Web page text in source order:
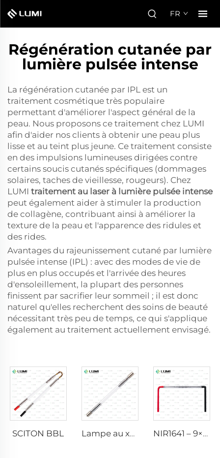
FR
Régénération cutanée par
lumière pulsée intense
La régénération cutanée par IPL est un
traitement cosmétique très populaire
permettant d'améliorer l'aspect général de la
peau. Nous proposons ce traitement chez LUMI
afin d'aider nos clients à obtenir une peau plus
lisse et au teint plus jeune. Ce traitement consiste
en des impulsions lumineuses dirigées contre
certains soucis cutanés spécifiques (dommages
solaires, taches de vieillesse, rougeurs). Chez
LUMI traitement au laser à lumière pulsée intense
peut également aider à stimuler la production
de collagène, contribuant ainsi à améliorer la
texture de la peau et l'apparence des ridules et
des rides.
Avantages du rajeunissement cutané par lumière
pulsée intense (IPL) : avec des modes de vie de
plus en plus occupés et l'arrivée des heures
d'ensoleillement, la plupart des personnes
finissent par sacrifier leur sommeil ; il est donc
naturel qu'elles recherchent des soins de beauté
nécessitant très peu de temps, ce qui s'applique
également au traitement actuellement envisagé.
SCITON BBL Lampe au xénon IPL P1640 – 7×47×110 mm NIR1641 – 9×45×110 mm